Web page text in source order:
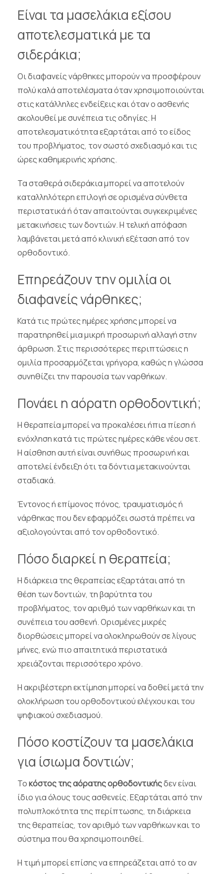
Είναι τα μασελάκια εξίσου
αποτελεσματικά με τα
σιδεράκια;
Οι διαφανείς νάρθηκες μπορούν να προσφέρουν
πολύ καλά αποτελέσματα όταν χρησιμοποιούνται
στις κατάλληλες ενδείξεις και όταν ο ασθενής
ακολουθεί με συνέπεια τις οδηγίες. Η
αποτελεσματικότητα εξαρτάται από το είδος
του προβλήματος, τον σωστό σχεδιασμό και τις
ώρες καθημερινής χρήσης.
Τα σταθερά σιδεράκια μπορεί να αποτελούν
καταλληλότερη επιλογή σε ορισμένα σύνθετα
περιστατικά ή όταν απαιτούνται συγκεκριμένες
μετακινήσεις των δοντιών. Η τελική απόφαση
λαμβάνεται μετά από κλινική εξέταση από τον
ορθοδοντικό.
Επηρεάζουν την ομιλία οι
διαφανείς νάρθηκες;
Κατά τις πρώτες ημέρες χρήσης μπορεί να
παρατηρηθεί μια μικρή προσωρινή αλλαγή στην
άρθρωση. Στις περισσότερες περιπτώσεις η
ομιλία προσαρμόζεται γρήγορα, καθώς η γλώσσα
συνηθίζει την παρουσία των ναρθήκων.
Πονάει η αόρατη ορθοδοντική;
Η θεραπεία μπορεί να προκαλέσει ήπια πίεση ή
ενόχληση κατά τις πρώτες ημέρες κάθε νέου σετ.
Η αίσθηση αυτή είναι συνήθως προσωρινή και
αποτελεί ένδειξη ότι τα δόντια μετακινούνται
σταδιακά.
Έντονος ή επίμονος πόνος, τραυματισμός ή
νάρθηκας που δεν εφαρμόζει σωστά πρέπει να
αξιολογούνται από τον ορθοδοντικό.
Πόσο διαρκεί η θεραπεία;
Η διάρκεια της θεραπείας εξαρτάται από τη
θέση των δοντιών, τη βαρύτητα του
προβλήματος, τον αριθμό των ναρθήκων και τη
συνέπεια του ασθενή. Ορισμένες μικρές
διορθώσεις μπορεί να ολοκληρωθούν σε λίγους
μήνες, ενώ πιο απαιτητικά περιστατικά
χρειάζονται περισσότερο χρόνο.
Η ακριβέστερη εκτίμηση μπορεί να δοθεί μετά την
ολοκλήρωση του ορθοδοντικού ελέγχου και του
ψηφιακού σχεδιασμού.
Πόσο κοστίζουν τα μασελάκια
για ίσιωμα δοντιών;
Τοκόστος της αόρατης ορθοδοντικήςδεν είναι
ίδιο για όλους τους ασθενείς. Εξαρτάται από την
πολυπλοκότητα της περίπτωσης, τη διάρκεια
της θεραπείας, τον αριθμό των ναρθήκων και το
σύστημα που θα χρησιμοποιηθεί.
Η τιμή μπορεί επίσης να επηρεάζεται από το αν